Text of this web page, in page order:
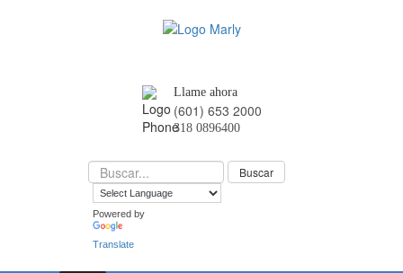
Llame ahora
(601) 653 2000
318 0896400
Powered by
Translate